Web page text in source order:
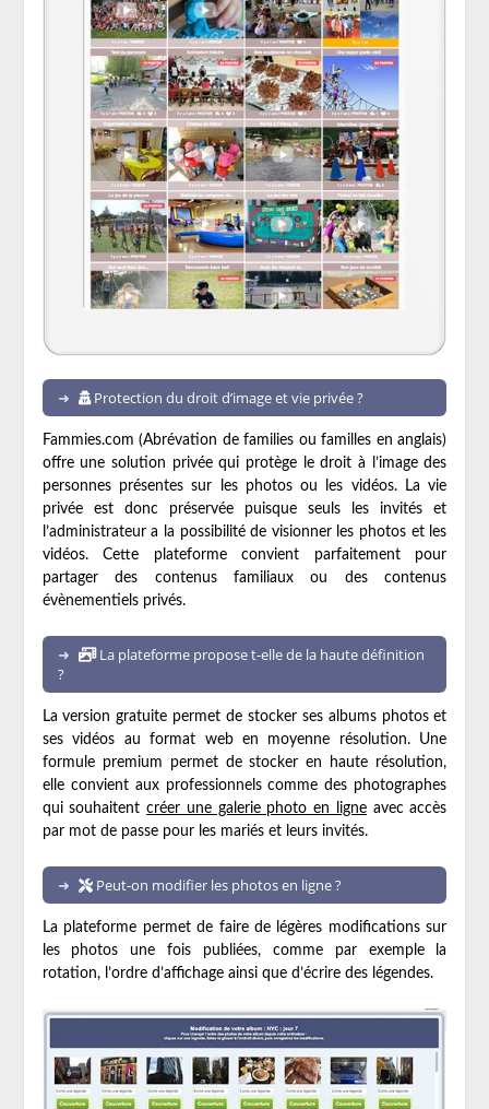
Protection du droit d’image et vie privée ?
Fammies.com (Abrévation de families ou familles en anglais)
offre une solution privée qui protège le droit à l’image des
personnes présentes sur les photos ou les vidéos. La vie
privée est donc préservée puisque seuls les invités et
l’administrateur a la possibilité de visionner les photos et les
vidéos. Cette plateforme convient parfaitement pour
partager des contenus familiaux ou des contenus
évènementiels privés.
La plateforme propose t-elle de la haute définition
?
La version gratuite permet de stocker ses albums photos et
ses vidéos au format web en moyenne résolution. Une
formule premium permet de stocker en haute résolution,
elle convient aux professionnels comme des photographes
qui souhaitentcréer une galerie photo en ligneavec accès
par mot de passe pour les mariés et leurs invités.
Peut-on modifier les photos en ligne ?
La plateforme permet de faire de légères modifications sur
les photos une fois publiées, comme par exemple la
rotation, l’ordre d’affichage ainsi que d’écrire des légendes.